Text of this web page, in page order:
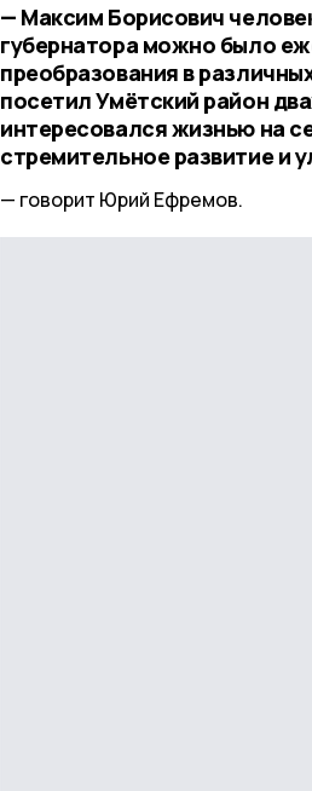
— Максим Борисович
губернатора можно было
преобразования в
посетил Умётский район
интересовался жизнью на
стремительное развитие и
говорит Юрий Ефремов.